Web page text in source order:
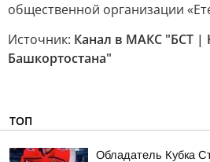
общественной организации
Источник: Канал в МАКС "БСТ |
Башкортостана"
ТОП
Обладатель Кубка